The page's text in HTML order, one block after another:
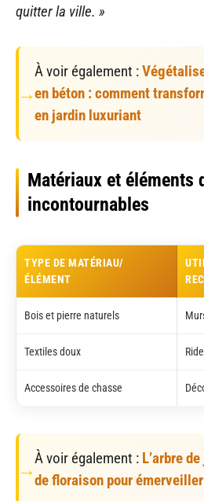
quitter la ville. »
À voir également :
en béton : comment
en jardin luxuriant
Matériaux et éléments
incontournables
TYPE DE MATÉRIAU/
ÉLÉMENT
Bois et pierre naturels
Textiles doux
Accessoires de chasse
À voir également : L’arbre
de floraison pour